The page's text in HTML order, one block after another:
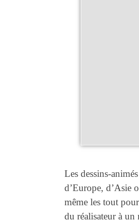
Les dessins-
d’Europe, d’Asie
même les tout
du réalisateur à